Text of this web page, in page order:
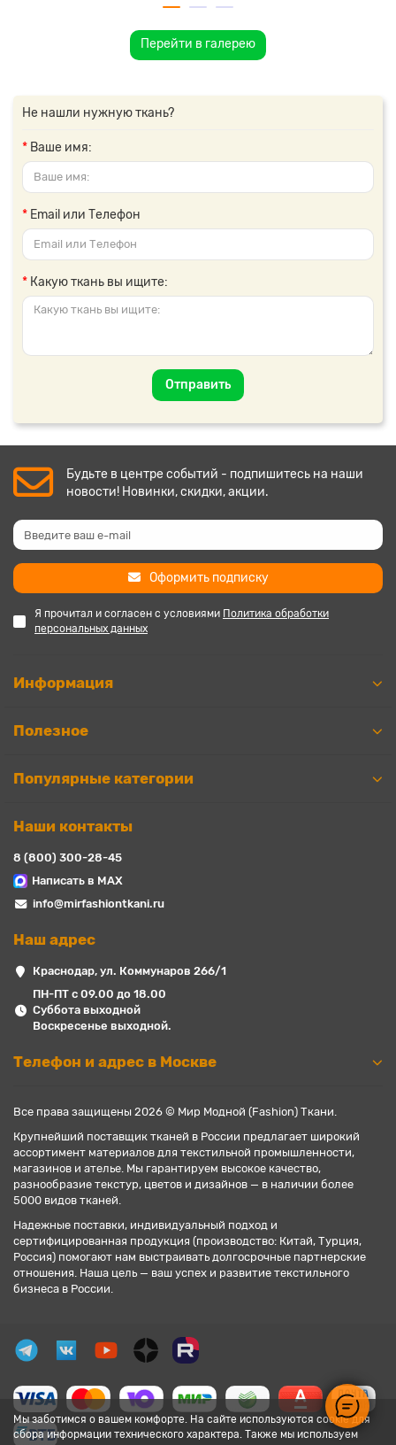
Перейти в галерею
Не нашли нужную ткань?
Ваше имя:
Email или Телефон
Какую ткань вы ищите:
Отправить
Мы заботимся о вашем комфорте. На сайте используются cookie для
сбора информации технического характера. Также мы используем
Будьте в центре событий - подпишитесь на наши
новости! Новинки, скидки, акции.
Оформить подписку
Я прочитал и согласен с условиями Политика обработки
персональных данных
Информация
Полезное
Популярные категории
Наши контакты
8 (800) 300-28-45
Написать в MAX
info@mirfashiontkani.ru
Наш адрес
Краснодар, ул. Коммунаров 266/1
ПН-ПТ с 09.00 до 18.00
Суббота выходной
Воскресенье выходной.
Телефон и адрес в Москве
Все права защищены 2026 © Мир Модной (Fashion) Ткани.
Крупнейший поставщик тканей в России предлагает широкий
ассортимент материалов для текстильной промышленности,
магазинов и ателье. Мы гарантируем высокое качество,
разнообразие текстур, цветов и дизайнов — в наличии более
5000 видов тканей.
Надежные поставки, индивидуальный подход и
сертифицированная продукция (производство: Китай, Турция,
Россия) помогают нам выстраивать долгосрочные партнерские
отношения. Наша цель — ваш успех и развитие текстильного
бизнеса в России.